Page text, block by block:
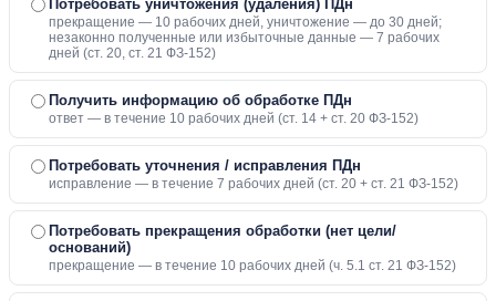
Потребовать уничтожения (удаления) ПДн
прекращение — 10 рабочих дней, уничтожение — до 30 дней;
незаконно полученные или избыточные данные — 7 рабочих
дней (ст. 20, ст. 21 ФЗ-152)
Получить информацию об обработке ПДн
ответ — в течение 10 рабочих дней (ст. 14 + ст. 20 ФЗ-152)
Потребовать уточнения / исправления ПДн
исправление — в течение 7 рабочих дней (ст. 20 + ст. 21 ФЗ-152)
Потребовать прекращения обработки (нет цели/
оснований)
прекращение — в течение 10 рабочих дней (ч. 5.1 ст. 21 ФЗ-152)